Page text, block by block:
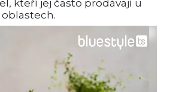
kteří jej často prodávají u